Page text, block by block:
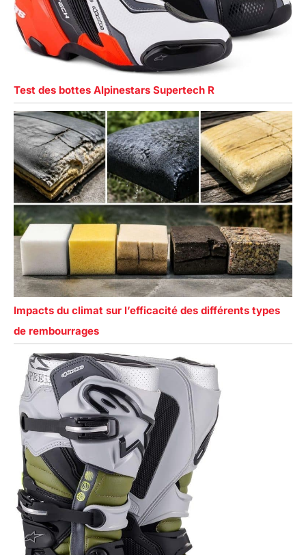
Test des bottes Alpinestars Supertech R
Impacts du climat sur l’efficacité des différents types
de rembourrages